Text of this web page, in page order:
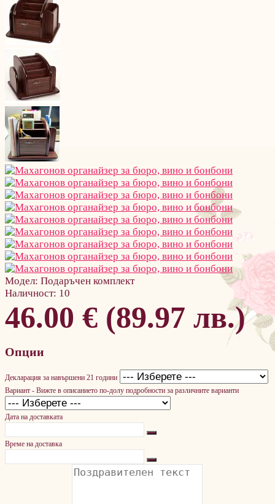
Модел: Подаръчен комплект
Наличност: 10
46.00 € (89.97 лв.)
Опции
Декларация за навършени 21 години
Вариант - Вижте в описанието по-долу подробности за различните варианти
Дата на доставката
Време на доставка